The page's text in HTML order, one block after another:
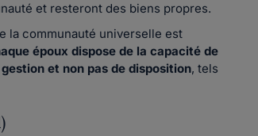
et resteront des biens propres.
la communauté universelle est
époux dispose de la capacité de
et non pas de disposition, tels